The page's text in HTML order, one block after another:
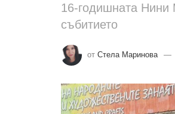
16-годишната Нини
събитието
от Стела Маринова